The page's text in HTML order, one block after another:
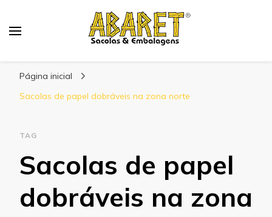
Página inicial
Sacolas de papel dobráveis na zona norte
TAG
Sacolas de papel
dobráveis na zona